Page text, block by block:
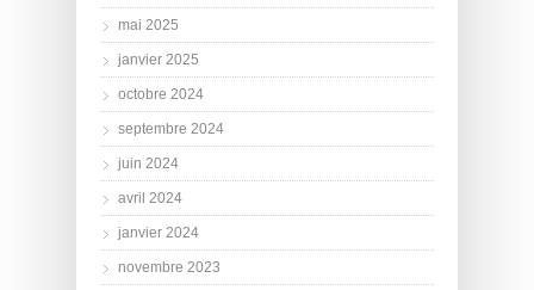
mai 2025
janvier 2025
octobre 2024
septembre 2024
juin 2024
avril 2024
janvier 2024
novembre 2023